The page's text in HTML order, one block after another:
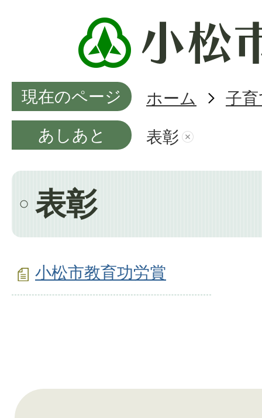
現在のページ ホーム
子
あしあと
表彰
表彰
小松市教育功労賞